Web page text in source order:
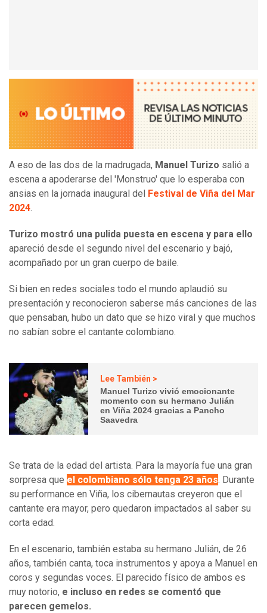
A eso de las dos de la madrugada, Manuel Turizo salió a
escena a apoderarse del 'Monstruo' que lo esperaba con
ansias en la jornada inaugural del
Festival de Viña del Mar
2024.
Turizo mostró una pulida puesta en escena y para ello
apareció desde el segundo nivel del escenario y bajó,
acompañado por un gran cuerpo de baile.
Si bien en redes sociales todo el mundo aplaudió su
presentación y reconocieron saberse más canciones de las
que pensaban, hubo un dato que se hizo viral y que muchos
no sabían sobre el cantante colombiano.
Lee También >
Manuel Turizo vivió emocionante
momento con su hermano Julián
en Viña 2024 gracias a Pancho
Saavedra
Se trata de la edad del artista. Para la mayoría fue una gran
sorpresa que el colombiano sólo tenga 23 años. Durante
su performance en Viña, los cibernautas creyeron que el
cantante era mayor, pero quedaron impactados al saber su
corta edad.
En el escenario, también estaba su hermano Julián, de 26
años, también canta, toca instrumentos y apoya a Manuel en
coros y segundas voces. El parecido físico de ambos es
muy notorio, e incluso en redes se comentó que
parecen gemelos.